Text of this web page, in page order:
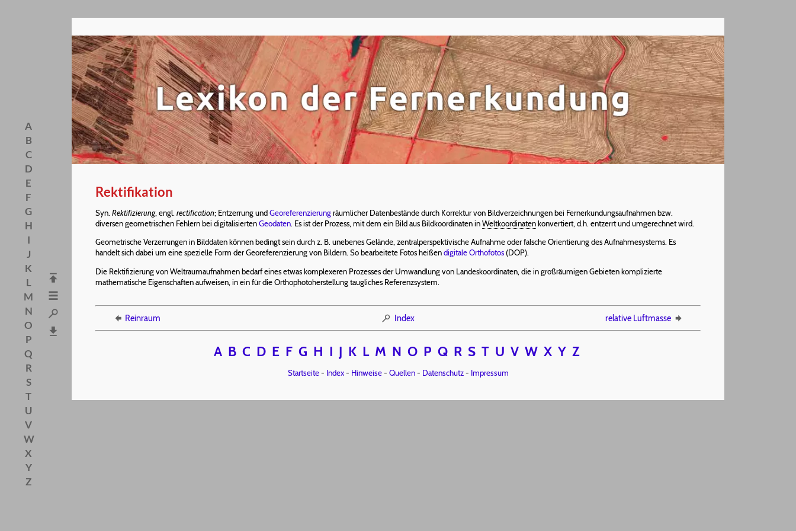
A
B
C
D
E
F
G
H
I
J
K
L
M
N
O
P
Q
R
S
T
U
V
W
X
Y
Z
Rektifikation
Syn. Rektifizierung, engl. rectification; Entzerrung undGeoreferenzierungräumlicher Datenbestände durch Korrektur von Bildverzeichnungen bei Fernerkundungsaufnahmen bzw.
diversen geometrischen Fehlern bei digitalisiertenGeodaten. Es ist der Prozess, mit dem ein Bild aus Bildkoordinaten inWeltkoordinatenkonvertiert, d.h. entzerrt und umgerechnet wird.
Geometrische Verzerrungen in Bilddaten können bedingt sein durch z. B. unebenes Gelände, zentralperspektivische Aufnahme oder falsche Orientierung des Aufnahmesystems. Es
handelt sich dabei um eine spezielle Form der Georeferenzierung von Bildern. So bearbeitete Fotos heißendigitale Orthofotos (DOP).
Die Rektifizierung von Weltraumaufnahmen bedarf eines etwas komplexeren Prozesses der Umwandlung von Landeskoordinaten, die in großräumigen Gebieten komplizierte
mathematische Eigenschaften aufweisen, in ein für die Orthophotoherstellung taugliches Referenzsystem.
Reinraum Index relative Luftmasse
A B C D E F G H I J K L M N O P Q R S T U V W X Y Z
Startseite- Index- Hinweise- Quellen- Datenschutz- Impressum